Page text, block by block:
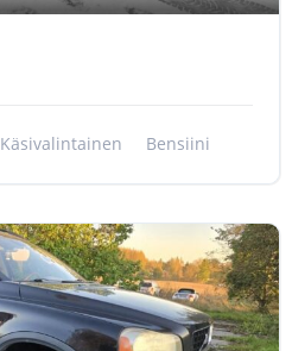
Käsivalintainen Bensiini